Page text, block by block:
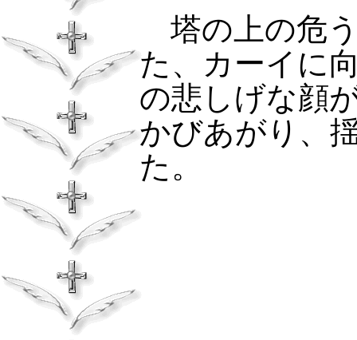
塔の上の危
た、カーイに
の悲しげな顔
かびあがり、
た。